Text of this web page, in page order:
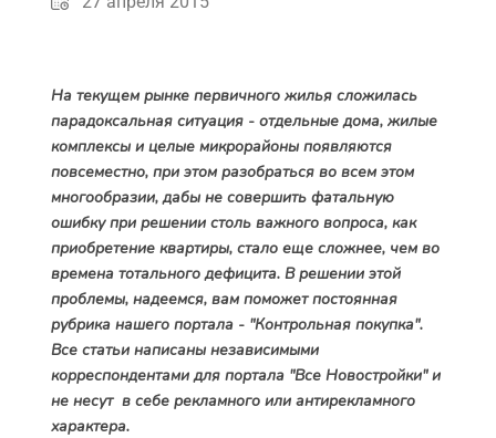
На текущем рынке первичного жилья сложилась
парадоксальная ситуация - отдельные дома, жилые
комплексы и целые микрорайоны появляются
повсеместно, при этом разобраться во всем этом
многообразии, дабы не совершить фатальную
ошибку при решении столь важного вопроса, как
приобретение квартиры, стало еще сложнее, чем во
времена тотального дефицита. В решении этой
проблемы, надеемся, вам поможет постоянная
рубрика нашего портала - "Контрольная покупка".
Все статьи написаны независимыми
корреспондентами для портала "Все Новостройки" и
не несут в себе рекламного или антирекламного
характера.